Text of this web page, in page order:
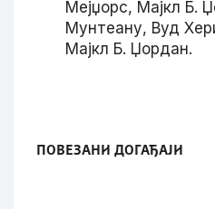
Мејџорс, Мајкл Б.
Мунтеану, Вуд
Мајкл Б. Џордан.
ПОВЕЗАНИ ДОГАЂАЈИ